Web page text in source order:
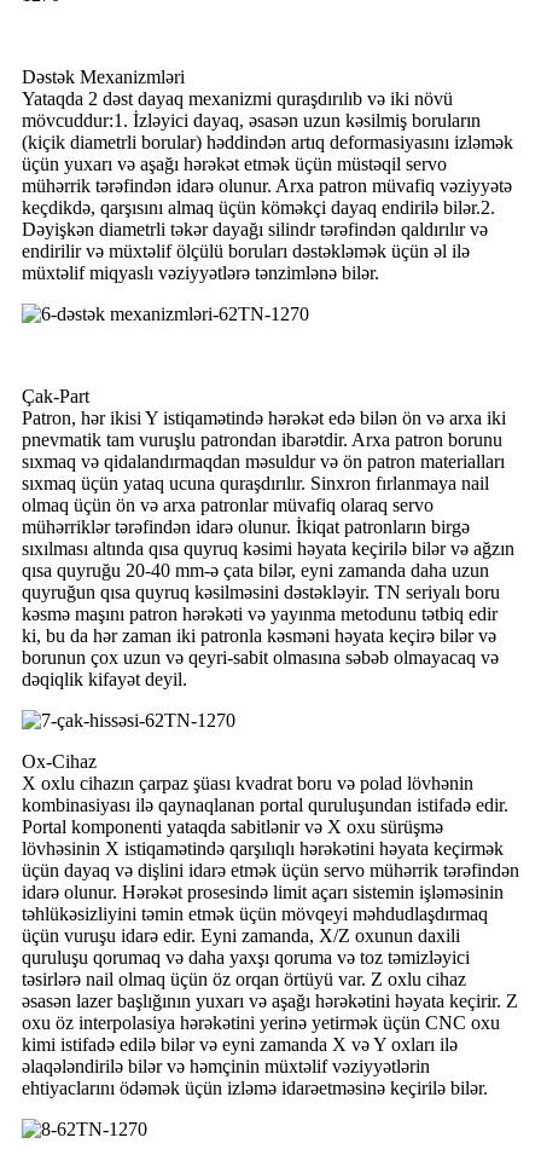
Dəstək Mexanizmləri
Yataqda 2 dəst dayaq mexanizmi quraşdırılıb və iki növü
mövcuddur:1. İzləyici dayaq, əsasən uzun kəsilmiş boruların
(kiçik diametrli borular) həddindən artıq deformasiyasını izləmək
üçün yuxarı və aşağı hərəkət etmək üçün müstəqil servo
mühərrik tərəfindən idarə olunur. Arxa patron müvafiq vəziyyətə
keçdikdə, qarşısını almaq üçün köməkçi dayaq endirilə bilər.2.
Dəyişkən diametrli təkər dayağı silindr tərəfindən qaldırılır və
endirilir və müxtəlif ölçülü boruları dəstəkləmək üçün əl ilə
müxtəlif miqyaslı vəziyyətlərə tənzimlənə bilər.
Çak-Part
Patron, hər ikisi Y istiqamətində hərəkət edə bilən ön və arxa iki
pnevmatik tam vuruşlu patrondan ibarətdir. Arxa patron borunu
sıxmaq və qidalandırmaqdan məsuldur və ön patron materialları
sıxmaq üçün yataq ucuna quraşdırılır. Sinxron fırlanmaya nail
olmaq üçün ön və arxa patronlar müvafiq olaraq servo
mühərriklər tərəfindən idarə olunur. İkiqat patronların birgə
sıxılması altında qısa quyruq kəsimi həyata keçirilə bilər və ağzın
qısa quyruğu 20-40 mm-ə çata bilər, eyni zamanda daha uzun
quyruğun qısa quyruq kəsilməsini dəstəkləyir. TN seriyalı boru
kəsmə maşını patron hərəkəti və yayınma metodunu tətbiq edir
ki, bu da hər zaman iki patronla kəsməni həyata keçirə bilər və
borunun çox uzun və qeyri-sabit olmasına səbəb olmayacaq və
dəqiqlik kifayət deyil.
Ox-Cihaz
X oxlu cihazın çarpaz şüası kvadrat boru və polad lövhənin
kombinasiyası ilə qaynaqlanan portal quruluşundan istifadə edir.
Portal komponenti yataqda sabitlənir və X oxu sürüşmə
lövhəsinin X istiqamətində qarşılıqlı hərəkətini həyata keçirmək
üçün dayaq və dişlini idarə etmək üçün servo mühərrik tərəfindən
idarə olunur. Hərəkət prosesində limit açarı sistemin işləməsinin
təhlükəsizliyini təmin etmək üçün mövqeyi məhdudlaşdırmaq
üçün vuruşu idarə edir. Eyni zamanda, X/Z oxunun daxili
quruluşu qorumaq və daha yaxşı qoruma və toz təmizləyici
təsirlərə nail olmaq üçün öz orqan örtüyü var. Z oxlu cihaz
əsasən lazer başlığının yuxarı və aşağı hərəkətini həyata keçirir. Z
oxu öz interpolasiya hərəkətini yerinə yetirmək üçün CNC oxu
kimi istifadə edilə bilər və eyni zamanda X və Y oxları ilə
əlaqələndirilə bilər və həmçinin müxtəlif vəziyyətlərin
ehtiyaclarını ödəmək üçün izləmə idarəetməsinə keçirilə bilər.